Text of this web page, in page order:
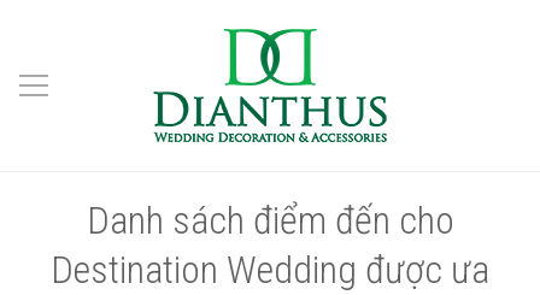
Danh sách điểm đến cho
Destination Wedding được ưa